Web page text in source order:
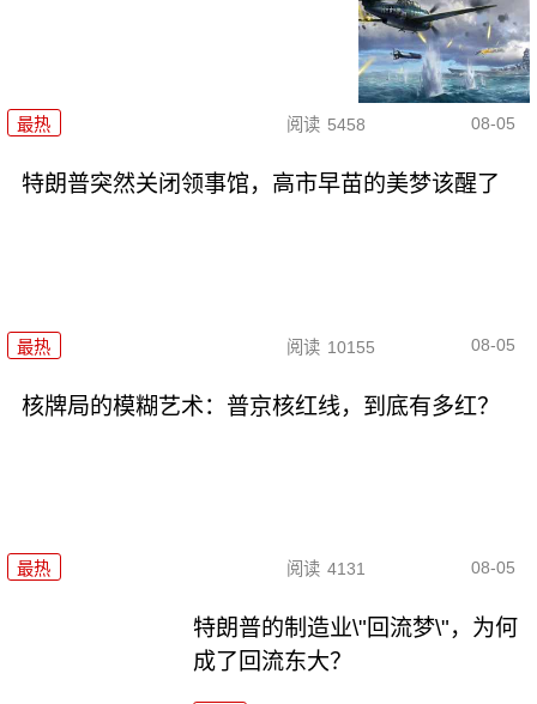
最热 阅读 5458 08-05
特朗普突然关闭领事馆，高市早苗的美梦该醒了
最热 阅读 10155 08-05
核牌局的模糊艺术：普京核红线，到底有多红？
最热 阅读 4131 08-05
特朗普的制造业\"回流梦\"，为何
成了回流东大？